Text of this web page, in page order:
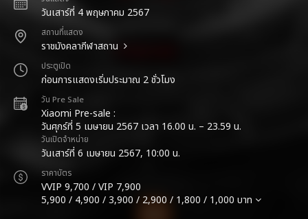
วันเสาร์ที่ 4 พฤษภาคม 2567
สถานที่แสดง
ราชมังคลากีฬาสถาน
ประตูเปิด
ก่อนการแสดงเริ่มประมาณ 2 ชั่วโมง
วัน Pre Sale
Xiaomi Pre-sale :
วันศุกร์ที่ 5 เมษายน 2567 เวลา 16.00 น. – 23.59 น.
วันเปิดจำหน่าย
วันเสาร์ที่ 6 เมษายน 2567, 10:00 น.
ราคาบัตร
VVIP 9,700 / VIP 7,900
5,900 / 4,900 / 3,900 / 2,900 / 1,800 / 1,000 บาท